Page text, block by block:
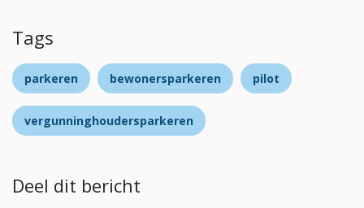
Tags
parkeren bewonersparkeren pilot
vergunninghoudersparkeren
Deel dit bericht